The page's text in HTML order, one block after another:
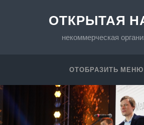
ОТКРЫТАЯ
некоммерческая
ОТОБРАЗИТЬ МЕНЮ